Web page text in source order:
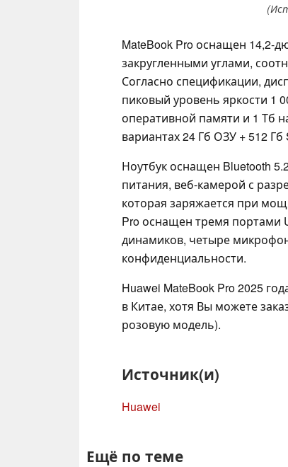
MateBook Pro оснащен 14,2-
закругленными углами,
Согласно спецификации,
пиковый уровень яркости 1
оперативной памяти и 1 Тб
вариантах 24 Гб ОЗУ + 512
Ноутбук оснащен Bluetooth
питания, веб-камерой с
которая заряжается при
Pro оснащен тремя портами
динамиков, четыре
конфиденциальности.
Huawei MateBook Pro 2025
в Китае, хотя Вы можете
розовую модель).
Источник(и)
Huawei
Ещё по теме